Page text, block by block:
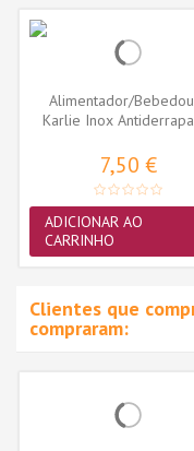
Alimentador/
Karlie Inox
7,50 €
ADICIONAR AO
CARRINHO
Clientes que
compraram: